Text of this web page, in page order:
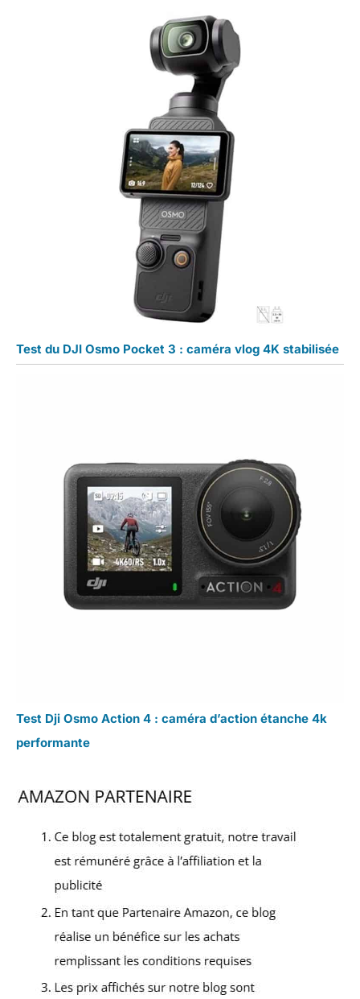
Test du DJI Osmo Pocket 3 : caméra vlog 4K stabilisée
Test Dji Osmo Action 4 : caméra d’action étanche 4k
performante